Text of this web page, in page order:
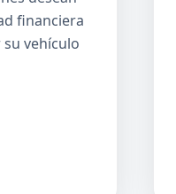
financiera
vehículo